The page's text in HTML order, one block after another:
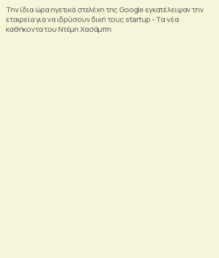
Την ίδια ώρα ηγετικά στελέχη της Google εγκατέλειψαν την
εταιρεία για να ιδρύσουν δική τους startup - Τα νέα
καθήκοντα του Ντέμη Χασάμπη